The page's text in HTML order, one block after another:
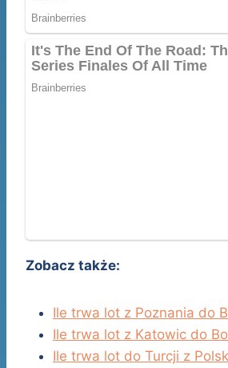
Zobacz także:
Ile trwa lot z Poznania do
Ile trwa lot z Katowic do
Ile trwa lot do Turcji z